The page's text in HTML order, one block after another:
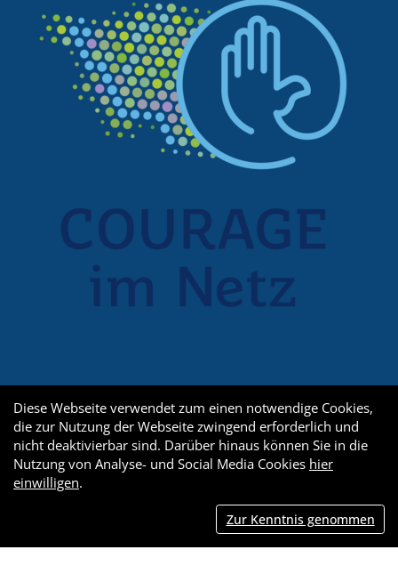
Diese Webseite verwendet zum einen notwendige Cookies,
die zur Nutzung der Webseite zwingend erforderlich und
nicht deaktivierbar sind. Darüber hinaus können Sie in die
Nutzung von Analyse- und Social Media Cookies hier
einwilligen.
Zur Kenntnis genommen